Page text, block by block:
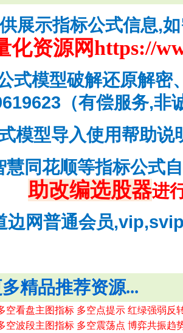
展示指标公式信息,
化资源网https://
式模型破解还原解密
（有偿服务,非
模型导入使用帮助说
慧同花顺等指标公式
助改编选股器进
边网普通会员
精品推荐资源...
空看盘主图指标 多空点提示 红绿强弱反
空波段主图指标 多空震荡点 博弈共振趋